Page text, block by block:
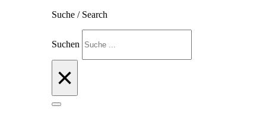
Suche / Search
Suchen
×